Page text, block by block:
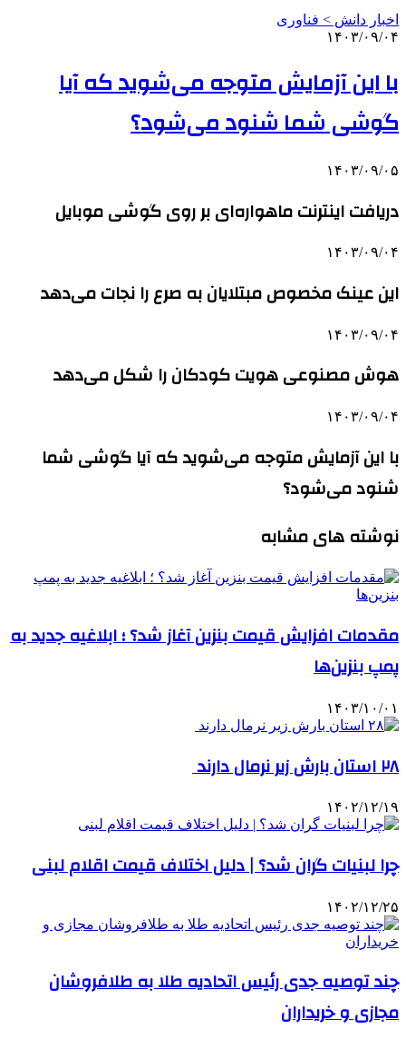
اخبار دانش > فناوری‌
۱۴۰۳/۰۹/۰۴
با این آزمایش متوجه می‌شوید که آیا
گوشی شما شنود می‌شود؟
۱۴۰۳/۰۹/۰۵
دریافت اینترنت ماهواره‌ای بر روی گوشی موبایل
۱۴۰۳/۰۹/۰۴
این عینک مخصوص مبتلایان به صرع را نجات می‌دهد
۱۴۰۳/۰۹/۰۴
هوش مصنوعی هویت کودکان را شکل می‌دهد
۱۴۰۳/۰۹/۰۴
با این آزمایش متوجه می‌شوید که آیا گوشی شما
شنود می‌شود؟
نوشته های مشابه
مقدمات افزایش قیمت بنزین آغاز شد؟ ؛ ابلاغیه جدید به
پمپ بنزین‌ها
۱۴۰۳/۱۰/۰۱
۲۸ استان بارش زیر نرمال دارند
۱۴۰۲/۱۲/۱۹
چرا لبنیات گران شد؟ | دلیل اختلاف قیمت اقلام لبنی
۱۴۰۲/۱۲/۲۵
چند توصیه جدی رئیس اتحادیه طلا به طلافروشان
مجازی و خریداران